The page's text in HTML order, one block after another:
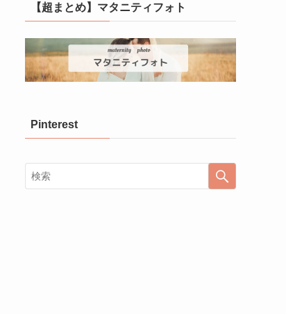
【超まとめ】マタニティフォト
Pinterest